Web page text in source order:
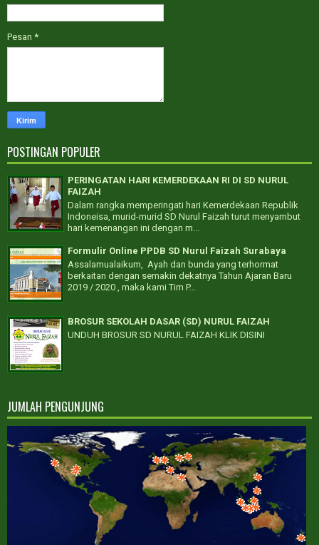
Pesan *
POSTINGAN POPULER
PERINGATAN HARI KEMERDEKAAN RI DI SD NURUL
FAIZAH
Dalam rangka memperingati hari Kemerdekaan Republik
Indoneisa, murid-murid SD Nurul Faizah turut menyambut
hari kemenangan ini dengan m...
Formulir Online PPDB SD Nurul Faizah Surabaya
Assalamualaikum, Ayah dan bunda yang terhormat
berkaitan dengan semakin dekatnya Tahun Ajaran Baru
2019 / 2020 , maka kami Tim P...
BROSUR SEKOLAH DASAR (SD) NURUL FAIZAH
UNDUH BROSUR SD NURUL FAIZAH KLIK DISINI
JUMLAH PENGUNJUNG